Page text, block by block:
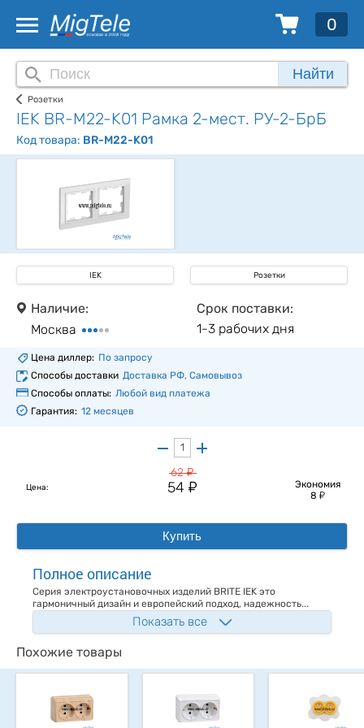
0
Найти
Розетки
IEK BR-M22-K01 Рамка 2-мест. РУ-2-БрБ
Код товара: BR-M22-K01
IEK Розетки
Наличие:
Москва
Срок поставки:
1-3 рабочих дня
Цена диллер: По запросу
Способы доставки Доставка РФ, Самовывоз
Способы оплаты: Любой вид платежа
Гарантия: 12 месяцев
Цена:
62у
54 у
Экономия
8у
Купить
Полное описание
Серия электроустановочных изделий BRITE IEK это
гармоничный дизайн и европейский подход, надежность...
Показать все
Похожие товары